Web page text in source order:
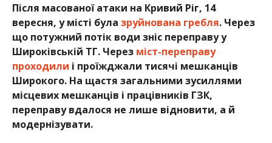
Після масованої атаки на Кривий Ріг, 14
вересня, у місті була зруйнована гребля. Через
що потужний потік води зніс переправу у
Широківській ТГ. Через міст-переправу
проходили і проїжджали тисячі мешканців
Широкого. На щастя загальними зусиллями
місцевих мешканців і працівників ГЗК,
переправу вдалося не лише відновити, а й
модернізувати.